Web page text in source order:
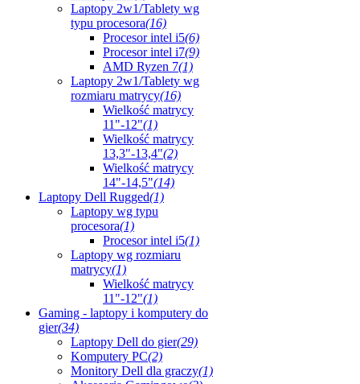
Laptopy 2w1/Tablety wg
typu procesora(16)
Procesor intel i5(6)
Procesor intel i7(9)
AMD Ryzen 7(1)
Laptopy 2w1/Tablety wg
rozmiaru matrycy(16)
Wielkość matrycy
11"-12"(1)
Wielkość matrycy
13,3"-13,4"(2)
Wielkość matrycy
14"-14,5"(14)
Laptopy Dell Rugged(1)
Laptopy wg typu
procesora(1)
Procesor intel i5(1)
Laptopy wg rozmiaru
matrycy(1)
Wielkość matrycy
11"-12"(1)
Gaming - laptopy i komputery do
gier(34)
Laptopy Dell do gier(29)
Komputery PC(2)
Monitory Dell dla graczy(1)